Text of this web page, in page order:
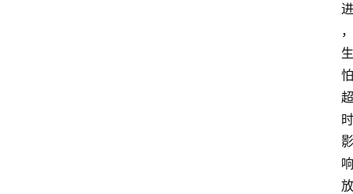
进
，
生
怕
超
时
影
响
放